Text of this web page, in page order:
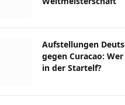
Aufstellungen
gegen Curacao:
in der Startelf?